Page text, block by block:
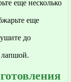
еще несколько
еще
до
лапшой.